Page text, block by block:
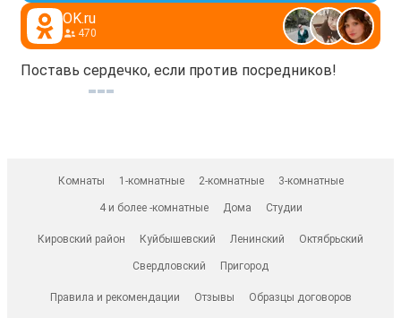
OK.ru
470
Поставь сердечко, если против посредников!
Комнаты 1-комнатные 2-комнатные 3-комнатные
4 и более -комнатные Дома Студии
Кировский район Куйбышевский Ленинский Октябрьский
Свердловский Пригород
Правила и рекомендации Отзывы Образцы договоров